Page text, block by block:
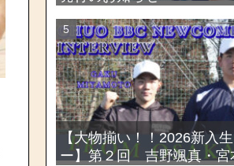
【大物揃い！！2026新入
ー】第２回 吉野颯真・宮